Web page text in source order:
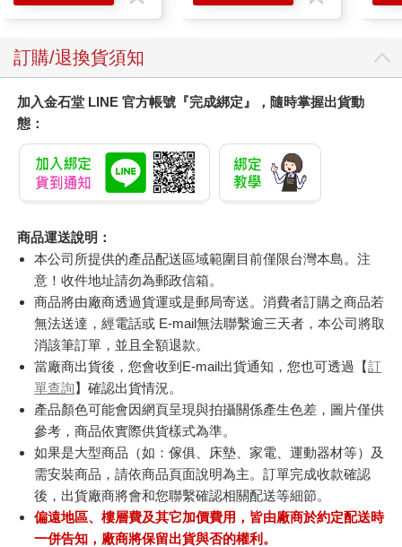
訂購/退換貨須知
加入金石堂 LINE 官方帳號『完成綁定』，隨時掌握出貨動
態：
商品運送說明：
本公司所提供的產品配送區域範圍目前僅限台灣本島。注
意！收件地址請勿為郵政信箱。
商品將由廠商透過貨運或是郵局寄送。消費者訂購之商品若
無法送達，經電話或 E-mail無法聯繫逾三天者，本公司將取
消該筆訂單，並且全額退款。
當廠商出貨後，您會收到E-mail出貨通知，您也可透過【訂
單查詢】確認出貨情況。
產品顏色可能會因網頁呈現與拍攝關係產生色差，圖片僅供
參考，商品依實際供貨樣式為準。
如果是大型商品（如：傢俱、床墊、家電、運動器材等）及
需安裝商品，請依商品頁面說明為主。訂單完成收款確認
後，出貨廠商將會和您聯繫確認相關配送等細節。
偏遠地區、樓層費及其它加價費用，皆由廠商於約定配送時
一併告知，廠商將保留出貨與否的權利。